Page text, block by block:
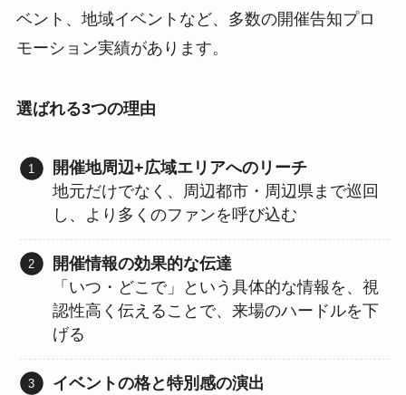
ベント、地域イベントなど、多数の開催告知プロ
モーション実績があります。
選ばれる3つの理由
開催地周辺+広域エリアへのリーチ
地元だけでなく、周辺都市・周辺県まで巡回
し、より多くのファンを呼び込む
開催情報の効果的な伝達
「いつ・どこで」という具体的な情報を、視
認性高く伝えることで、来場のハードルを下
げる
イベントの格と特別感の演出